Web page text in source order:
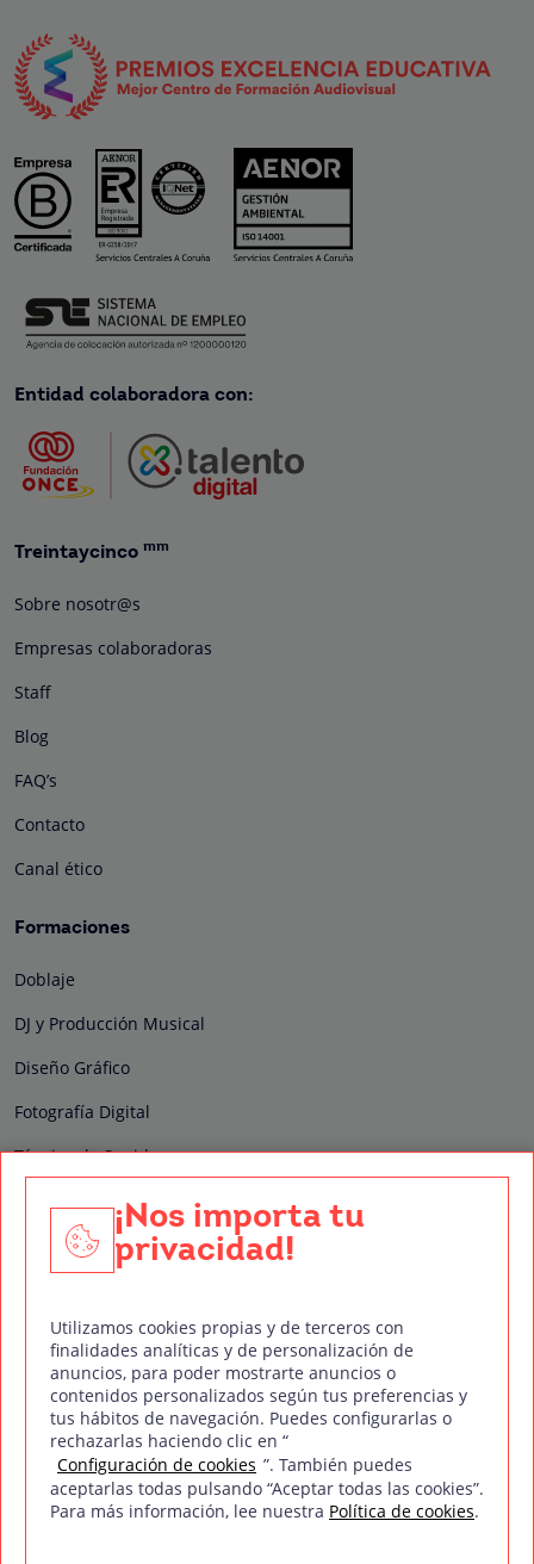
Entidad colaboradora con:
Treintaycinco mm
Sobre nosotr@s
Empresas colaboradoras
Staff
Blog
FAQ’s
Contacto
Canal ético
Formaciones
Doblaje
DJ y Producción Musical
Diseño Gráfico
Fotografía Digital
Técnico de Sonido
Edición y Postproducción de Vídeo
Nuestros sellos de calidad
Síguenos en Redes Sociales
Política de privacidad Política de cookies
Aviso legal
¡Nos importa tu
privacidad!
Utilizamos cookies propias y de terceros con
finalidades analíticas y de personalización de
anuncios, para poder mostrarte anuncios o
contenidos personalizados según tus preferencias y
tus hábitos de navegación. Puedes configurarlas o
rechazarlas haciendo clic en “
Configuración de cookies ”. También puedes
aceptarlas todas pulsando “Aceptar todas las cookies”.
Para más información, lee nuestra Política de cookies.